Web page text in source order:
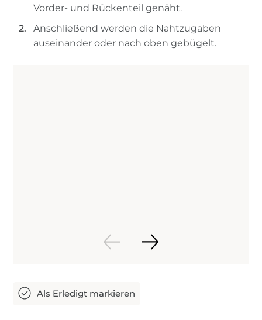
Vorder- und Rückenteil genäht.
Anschließend werden die Nahtzugaben
auseinander oder nach oben gebügelt.